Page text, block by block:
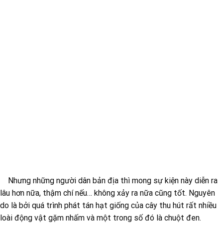
Nhưng những người dân bản địa thì mong sự kiện này diễn ra
lâu hơn nữa, thậm chí nếu… không xảy ra nữa cũng tốt. Nguyên
do là bởi quá trình phát tán hạt giống của cây thu hút rất nhiều
loài động vật gặm nhấm và một trong số đó là chuột đen.